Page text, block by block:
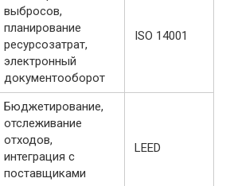
выбросов,
планирование
ресурсозатрат,
электронный
документооборот
ISO 14001
Бюджетирование,
отслеживание
отходов,
интеграция с
поставщиками
LEED